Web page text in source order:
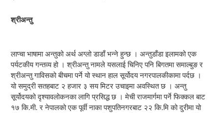
श्रीअन्तु
लाप्चा भाषामा अन्तुको अर्थ अग्लो डाडाँ भन्ने हुन्छ । अन्तुडाँडा इलामको एक
पर्यटकीय गन्तव्य हो । श्रीअन्तु नामले यसलाई चिनिए पनि बिगतमा समाल्बुङ र
श्रीअन्तु गाविसको बीचमा पर्ने यो स्थान हाल सूर्योदय नगरपालकीकामा पर्दछ ।
यो समुद्री सतहबाट २ हजार ३ सय मिटर उचाइमा अवस्थित छ । अन्तु
सूर्योदयको दृश्यावलोकनका लागि प्रसिद्ध छ । मेची राजमार्गमा पर्ने फिक्कल बाट
१७ कि.मी. र नेपालको एक पूर्वी नाका पशुपतिनगरबाट २२ कि.मि को दुरीमा यो